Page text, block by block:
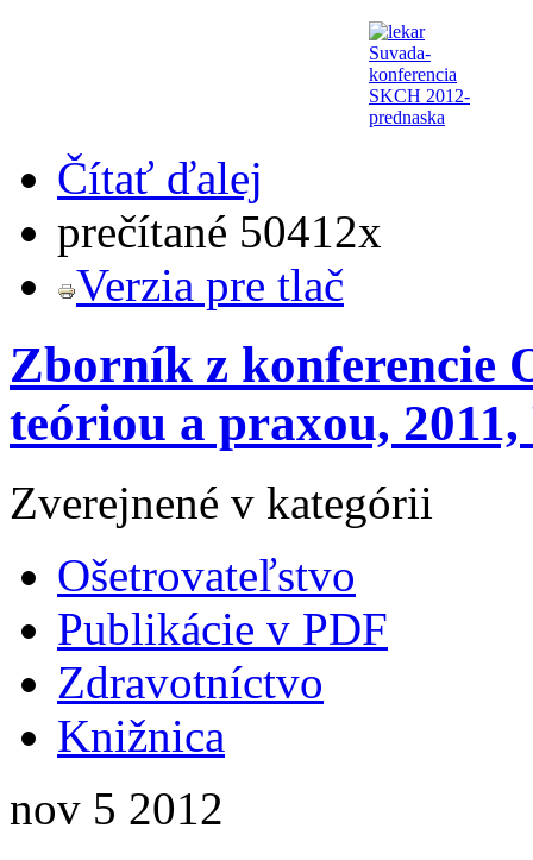
Čítať ďalej
prečítané 50412x
Verzia pre tlač
Zborník z konferencie
teóriou a praxou, 2011,
Zverejnené v kategórii
Ošetrovateľstvo
Publikácie v PDF
Zdravotníctvo
Knižnica
nov 5 2012